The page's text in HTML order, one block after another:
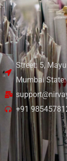
Street: 5,
Mumbai
+91